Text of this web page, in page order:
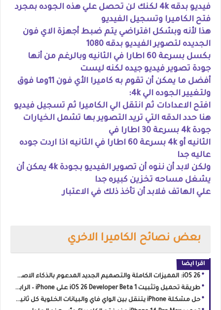
فيديو بدقه 4k لكنك لن تحصل علي هذه الجوده بمجرد
فتح الكاميرا وتسجيل الفيديو
هذا لأنه وبشكل افتراضي يتم ضبط أجهزة الاي فون
الجديده لتصوير الفيديو بدقه 1080
بكسل بسرعة 60 اطارا في الثانيه وبالرغم من أنها
جودة تصوير فيديو جيده لكنه ليست
أفضل ما يمكن أن تقوم به كاميرا الأي فون 11وما فوق
ولتغيير الجوده الي 4k:
افتح الاعدادات ثم انتقل الي الكاميرا ثم تسجيل فيديو
هنا حدد الدقه التي تريد التصوير بها تشمل الخيارات
جودة 4k بسرعة 30 اطارا في
الثانيه أو 4k بسرعة 60 اطارا في الثانيه اذا اردت جوده
عاليه جدا
ولكن لابد أن ننوه أن تصوير الفيديو بجودة 4k يمكن أن
يشغل مساحه تخزين كبيره جدا
علي الهاتف فلابد أن تأخذ ذلك في الاعتبار
بعض نصائح الكاميرا الاخري
اقرا ايضا
iOS 26: المميزات الكاملة والتصميم الجديد المدعوم بالذكاء الاصطناعي – كل ما تحتاج معرفته الآن!
طريقة تحميل وتثبيت iOS 26 Developer Beta 1 على iPhone – الرابط الرسمي والخطوات كاملة
حل مشكلة iPhone يتنقل بين الواي فاي والبيانات الخلوية كل ثانية : الأسباب والحلول الشاملة